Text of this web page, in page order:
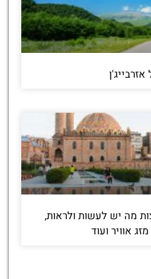
מה יש לעשות ולראות,
אוויר ועוד